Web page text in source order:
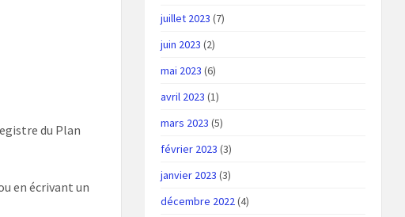
du Plan
en écrivant un
juillet 2023 (7)
juin 2023 (2)
mai 2023 (6)
avril 2023 (1)
mars 2023 (5)
février 2023 (3)
janvier 2023 (3)
décembre 2022(4)